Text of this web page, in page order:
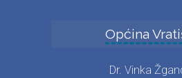
Općina
Dr. Vinka